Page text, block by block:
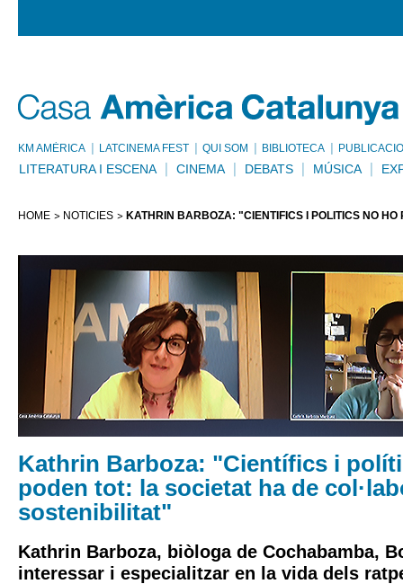
KM AMÈRICA LATCINEMA FEST QUI SOM BIBLIOTECA
LITERATURA I ESCENA CINEMA DEBATS MÚSICA
HOME NOTÍCIES KATHRIN BARBOZA: "CIENTÍFICS I POLÍTICS NO
Kathrin Barboza: "Científics i
poden tot: la societat ha de
sostenibilitat"
Kathrin Barboza, biòloga de Cochabamba,
interessar i especialitzar en la vida dels